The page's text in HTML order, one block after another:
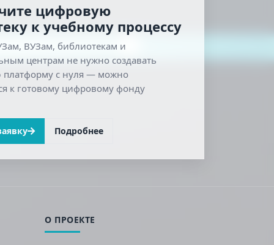
цифровую
к учебному процессу
ВУЗам, библиотекам и
центрам не нужно создавать
платформу с нуля — можно
к готовому цифровому фонду
Подробнее
О ПРОЕКТЕ